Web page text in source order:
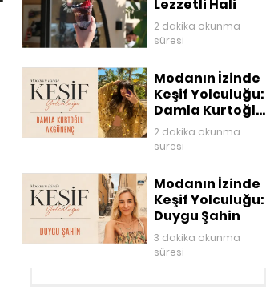
Lezzetli Hali
2 dakika okunma
süresi
Modanın İzinde
Keşif Yolculuğu:
Damla Kurtoğlu
Akgönenç
2 dakika okunma
süresi
Modanın İzinde
Keşif Yolculuğu:
Duygu Şahin
3 dakika okunma
süresi